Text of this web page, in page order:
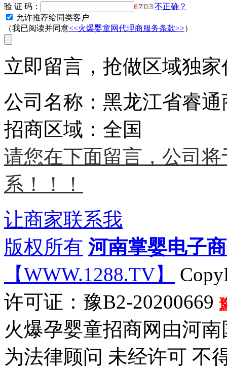
验 证 码：
不正确？
允许推荐给同类客户
（我已阅读并同意<<火爆婴童网代理商服务条款>>）
立即留言，抢做区域独
公司名称：黑龙江省睿
招商区域：全国
请您在下面留言，公司
系！！！
让商家联系我
版权所有 河南掌婴电子
【WWW.1288.TV】
许可证：豫B2-20200669
火爆孕婴童招商网由河
为法律顾问 未经许可 不